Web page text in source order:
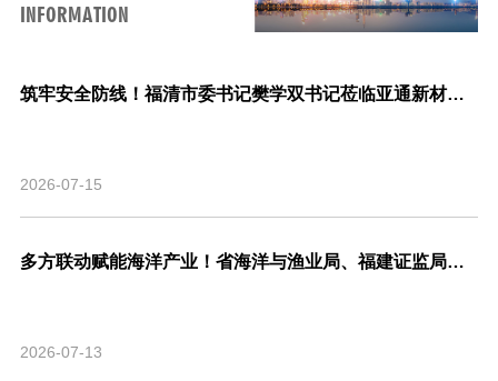
INFORMATION
筑牢安全防线！福清市委书记樊学双书记莅临亚通新材料调研指导安全生产与生产经营工作！
2026-07-15
多方联动赋能海洋产业！省海洋与渔业局、福建证监局、北交所、市委金融办联合走访亚通新材料调研座谈！
2026-07-13